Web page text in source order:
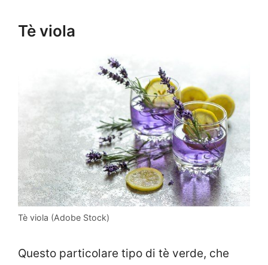
Tè viola
Tè viola (Adobe Stock)
Questo particolare tipo di tè verde, che